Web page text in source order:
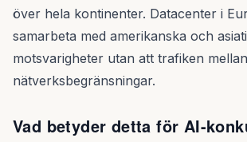
över hela kontinenter. Datacenter i
samarbeta med amerikanska och
motsvarigheter utan att trafiken
nätverksbegränsningar.
Vad betyder detta för AI-